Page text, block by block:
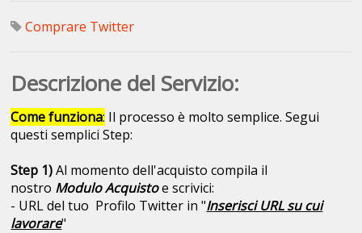
Comprare Twitter
Descrizione del Servizio:
Come funziona: Il processo è molto semplice. Segui
questi semplici Step:
Step 1)Al momento dell'acquisto compila il
nostro Modulo Acquistoe scrivici:
- URL del tuo Profilo Twitter in "Inserisci URL su cui
lavorare"